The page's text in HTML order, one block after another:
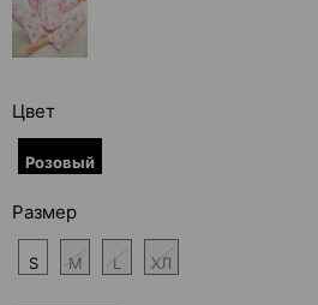
Цвет
Розовый
Размер
S M L ХЛ